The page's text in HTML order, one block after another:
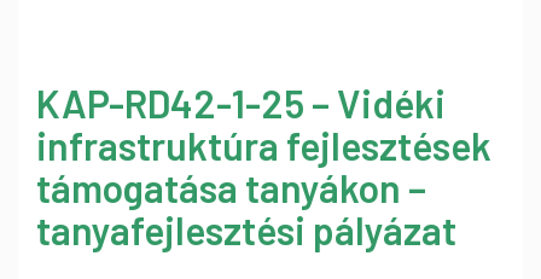
KAP-RD42-1-25 – Vidéki
infrastruktúra fejlesztések
támogatása tanyákon –
tanyafejlesztési pályázat